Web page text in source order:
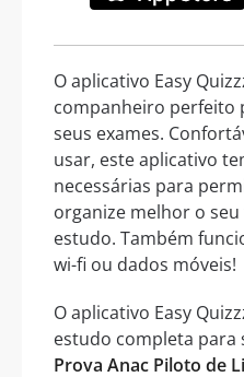
O aplicativo Easy
companheiro perfeito
seus exames.
usar, este aplicativo
necessárias para
organize melhor o
estudo. Também
wi-fi ou dados móveis!
O aplicativo Easy
estudo completa para
Prova Anac Piloto de